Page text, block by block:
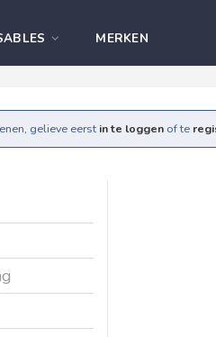
MERKEN
gelieve eerst in te loggen of te